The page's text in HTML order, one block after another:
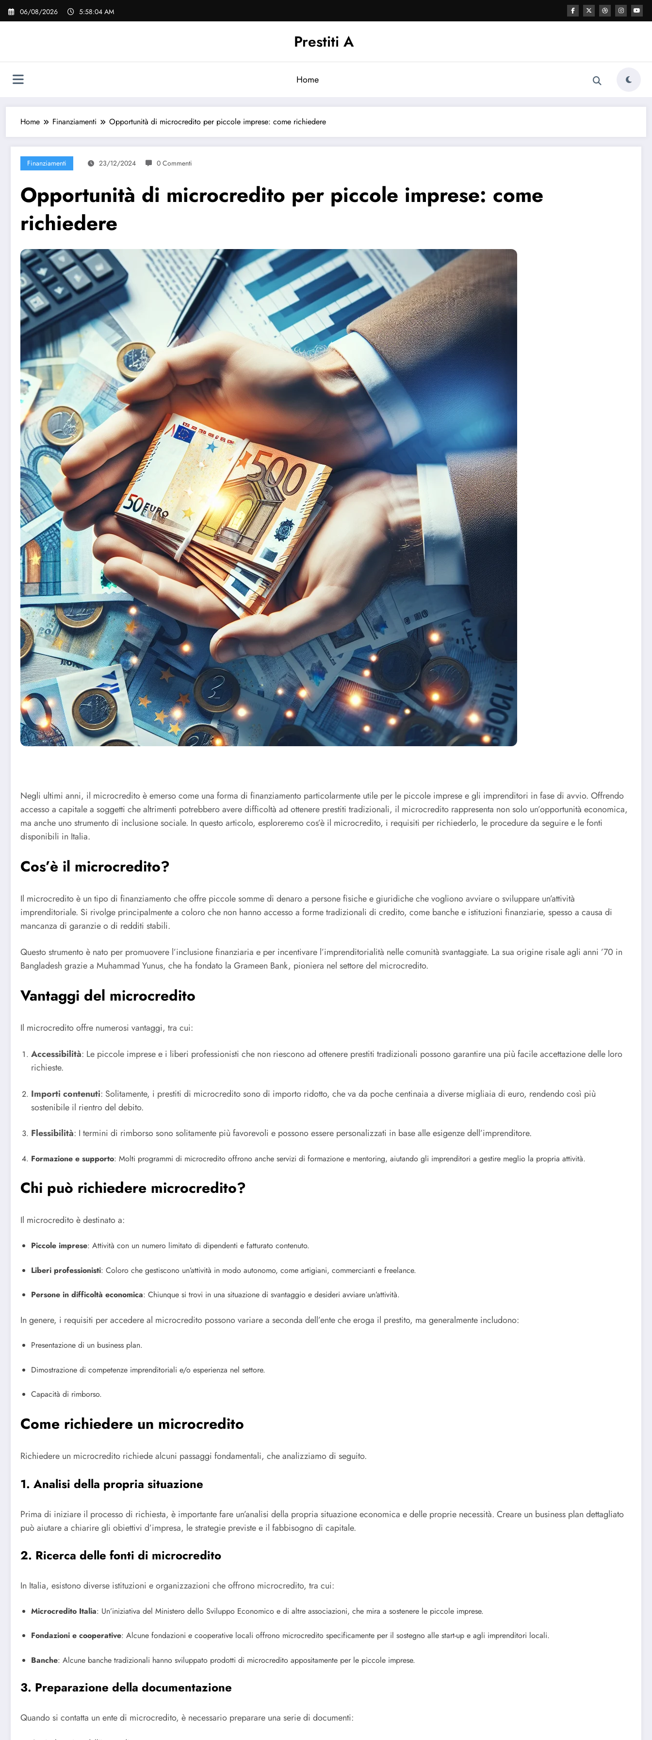
Vai
06/08/2026 5:58:06 AM
Prestiti A
Home
Home Finanziamenti Opportunità di microcredito per piccole imprese: come richiedere
Finanziamenti 23/12/2024 0 Commenti
Opportunità di microcredito per piccole imprese: come
richiedere
Negli ultimi anni, il microcredito è emerso come una forma di finanziamento particolarmente utile per le piccole imprese e gli imprenditori in fase di avvio. Offrendo
accesso a capitale a soggetti che altrimenti potrebbero avere difficoltà ad ottenere prestiti tradizionali, il microcredito rappresenta non solo un’opportunità economica,
ma anche uno strumento di inclusione sociale. In questo articolo, esploreremo cos’è il microcredito, i requisiti per richiederlo, le procedure da seguire e le fonti
disponibili in Italia.
Cos’è il microcredito?
Il microcredito è un tipo di finanziamento che offre piccole somme di denaro a persone fisiche e giuridiche che vogliono avviare o sviluppare un’attività
imprenditoriale. Si rivolge principalmente a coloro che non hanno accesso a forme tradizionali di credito, come banche e istituzioni finanziarie, spesso a causa di
mancanza di garanzie o di redditi stabili.
Questo strumento è nato per promuovere l’inclusione finanziaria e per incentivare l’imprenditorialità nelle comunità svantaggiate. La sua origine risale agli anni ’70 in
Bangladesh grazie a Muhammad Yunus, che ha fondato la Grameen Bank, pioniera nel settore del microcredito.
Vantaggi del microcredito
Il microcredito offre numerosi vantaggi, tra cui:
Accessibilità: Le piccole imprese e i liberi professionisti che non riescono ad ottenere prestiti tradizionali possono garantire una più facile accettazione delle loro
richieste.
Importi contenuti: Solitamente, i prestiti di microcredito sono di importo ridotto, che va da poche centinaia a diverse migliaia di euro, rendendo così più
sostenibile il rientro del debito.
Flessibilità: I termini di rimborso sono solitamente più favorevoli e possono essere personalizzati in base alle esigenze dell’imprenditore.
Formazione e supporto: Molti programmi di microcredito offrono anche servizi di formazione e mentoring, aiutando gli imprenditori a gestire meglio la propria attività.
Chi può richiedere microcredito?
Il microcredito è destinato a:
Piccole imprese: Attività con un numero limitato di dipendenti e fatturato contenuto.
Liberi professionisti: Coloro che gestiscono un’attività in modo autonomo, come artigiani, commercianti e freelance.
Persone in difficoltà economica: Chiunque si trovi in una situazione di svantaggio e desideri avviare un’attività.
In genere, i requisiti per accedere al microcredito possono variare a seconda dell’ente che eroga il prestito, ma generalmente includono:
Presentazione di un business plan.
Dimostrazione di competenze imprenditoriali e/o esperienza nel settore.
Capacità di rimborso.
Come richiedere un microcredito
Richiedere un microcredito richiede alcuni passaggi fondamentali, che analizziamo di seguito.
1. Analisi della propria situazione
Prima di iniziare il processo di richiesta, è importante fare un’analisi della propria situazione economica e delle proprie necessità. Creare un business plan dettagliato
può aiutare a chiarire gli obiettivi d’impresa, le strategie previste e il fabbisogno di capitale.
2. Ricerca delle fonti di microcredito
In Italia, esistono diverse istituzioni e organizzazioni che offrono microcredito, tra cui:
Microcredito Italia: Un’iniziativa del Ministero dello Sviluppo Economico e di altre associazioni, che mira a sostenere le piccole imprese.
Fondazioni e cooperative: Alcune fondazioni e cooperative locali offrono microcredito specificamente per il sostegno alle start-up e agli imprenditori locali.
Banche: Alcune banche tradizionali hanno sviluppato prodotti di microcredito appositamente per le piccole imprese.
3. Preparazione della documentazione
Quando si contatta un ente di microcredito, è necessario preparare una serie di documenti: